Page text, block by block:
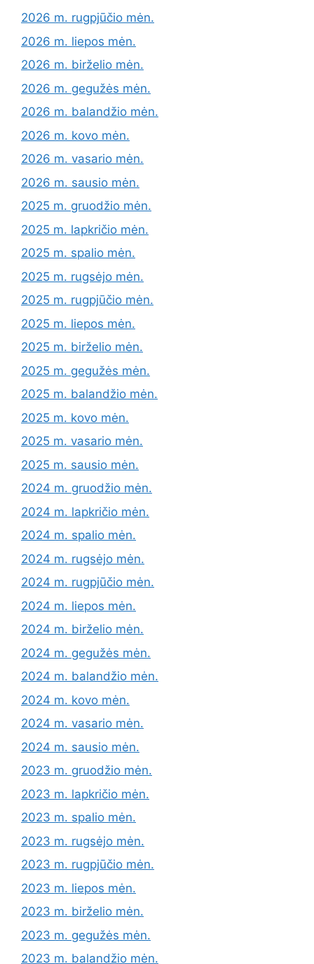
2026 m. rugpjūčio mėn.
2026 m. liepos mėn.
2026 m. birželio mėn.
2026 m. gegužės mėn.
2026 m. balandžio mėn.
2026 m. kovo mėn.
2026 m. vasario mėn.
2026 m. sausio mėn.
2025 m. gruodžio mėn.
2025 m. lapkričio mėn.
2025 m. spalio mėn.
2025 m. rugsėjo mėn.
2025 m. rugpjūčio mėn.
2025 m. liepos mėn.
2025 m. birželio mėn.
2025 m. gegužės mėn.
2025 m. balandžio mėn.
2025 m. kovo mėn.
2025 m. vasario mėn.
2025 m. sausio mėn.
2024 m. gruodžio mėn.
2024 m. lapkričio mėn.
2024 m. spalio mėn.
2024 m. rugsėjo mėn.
2024 m. rugpjūčio mėn.
2024 m. liepos mėn.
2024 m. birželio mėn.
2024 m. gegužės mėn.
2024 m. balandžio mėn.
2024 m. kovo mėn.
2024 m. vasario mėn.
2024 m. sausio mėn.
2023 m. gruodžio mėn.
2023 m. lapkričio mėn.
2023 m. spalio mėn.
2023 m. rugsėjo mėn.
2023 m. rugpjūčio mėn.
2023 m. liepos mėn.
2023 m. birželio mėn.
2023 m. gegužės mėn.
2023 m. balandžio mėn.